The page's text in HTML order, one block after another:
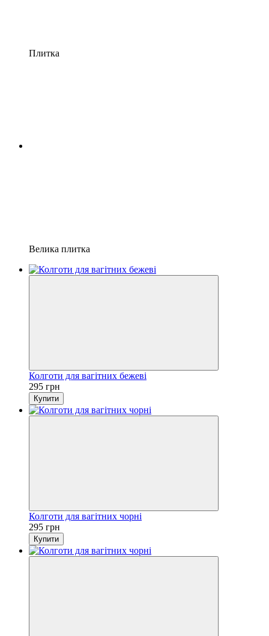
Плитка
Велика плитка
Колготи для вагітних бежеві
295 грн
Купити
Колготи для вагітних чорні
295 грн
Купити